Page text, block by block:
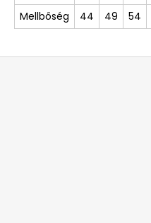
Mellbőség
44 49 54
L